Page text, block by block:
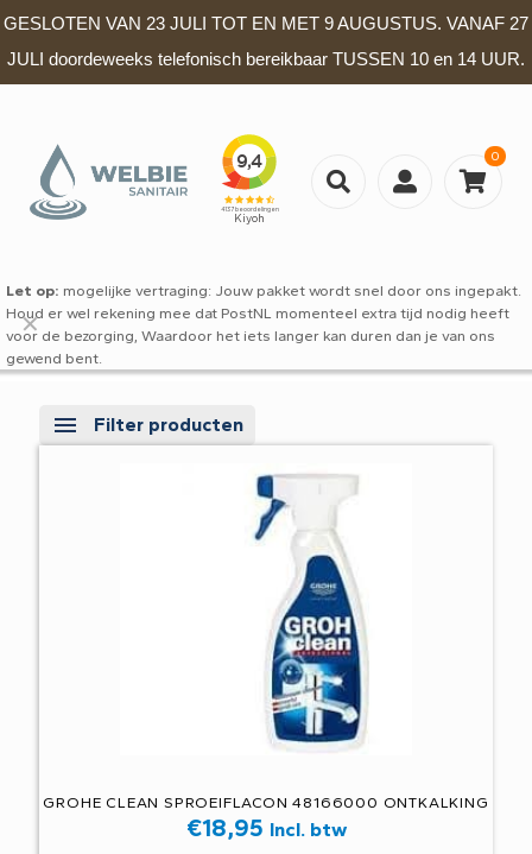
GESLOTEN VAN 23 JULI TOT EN MET 9 AUGUSTUS. VANAF 27
JULI doordeweeks telefonisch bereikbaar TUSSEN 10 en 14 UUR.
0
Let op: mogelijke vertraging: Jouw pakket wordt snel door ons ingepakt.
Houd er wel rekening mee dat PostNL momenteel extra tijd nodig heeft
voor de bezorging, Waardoor het iets langer kan duren dan je van ons
gewend bent.
✕
Filter producten
GROHE CLEAN SPROEIFLACON 48166000 ONTKALKING
€18,95 Incl. btw